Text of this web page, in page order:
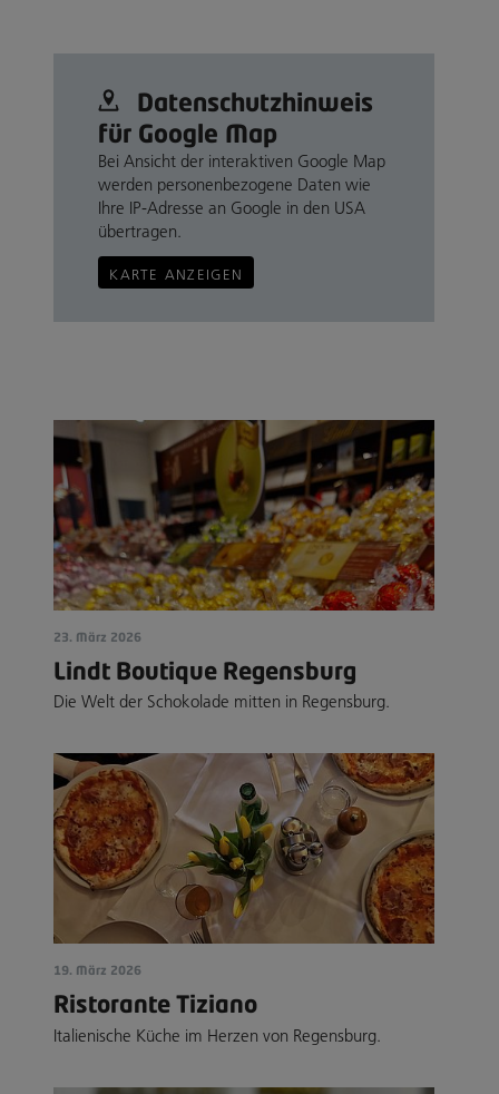
Datenschutz­hinweis
für Google Map
Bei Ansicht der interaktiven Google Map
werden personenbezogene Daten wie
Ihre IP-Adresse an Google in den USA
übertragen.
KARTE ANZEIGEN
23. März 2026
Lindt Boutique Regensburg
Die Welt der Schokolade mitten in Regensburg.
19. März 2026
Ristorante Tiziano
Italienische Küche im Herzen von Regensburg.